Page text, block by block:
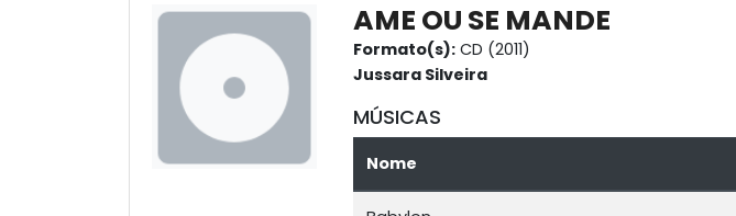
AME OU SE MANDE
Formato(s): CD (2011)
Jussara Silveira
MÚSICAS
Nome